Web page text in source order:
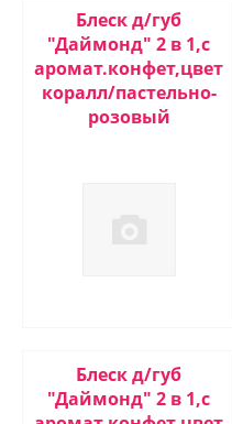
Блеск д/губ
"Даймонд" 2 в 1,с
аромат.конфет,цвет
коралл/пастельно-
розовый
Блеск д/губ
"Даймонд" 2 в 1,с